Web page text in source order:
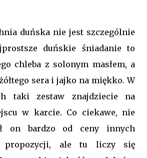
duńska nie jest szczególnie
duńskie śniadanie to
chleba z solonym masłem, a
sera i jajko na miękko. W
taki zestaw znajdziecie na
w karcie. Co ciekawe, nie
on bardzo od ceny innych
propozycji, ale tu liczy się